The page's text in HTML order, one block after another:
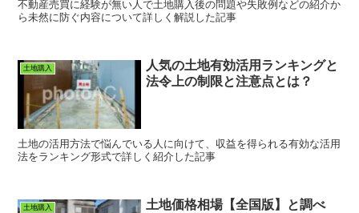
不動産売買に経験が無い人で土地購入後の問題や失敗例などの紹介か
ら未然に防ぐ内容について詳しく解説した記事
土地購入
人気の土地有効活用ランキングと
法令上の制限と注意点とは？
土地の活用方法で悩んでいる人に向けて、収益を得られる有効な活用
法をランキング形式で詳しく紹介した記事
土地購入
土地価格相場【全国版】と調べ